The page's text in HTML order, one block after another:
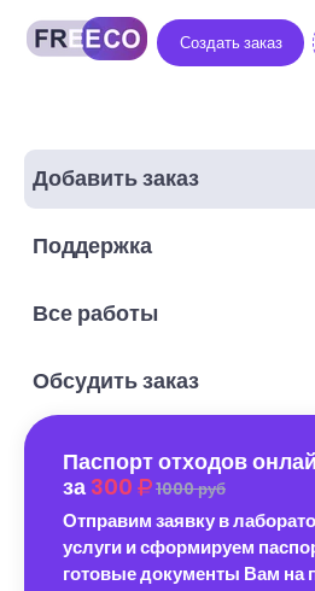
Создать заказ
Добавить заказ
Поддержка
Все работы
Обсудить заказ
Паспорт отходов
за 300 1000 руб
Отправим заявку в
услуги и сформируем
готовые документы Вам на